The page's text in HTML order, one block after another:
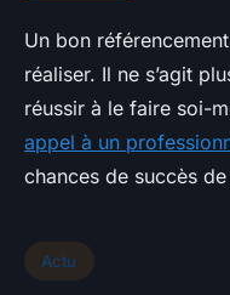
Un bon
réaliser. Il ne s’agit
réussir à le faire soi-
appel à un
chances de succès
Actu